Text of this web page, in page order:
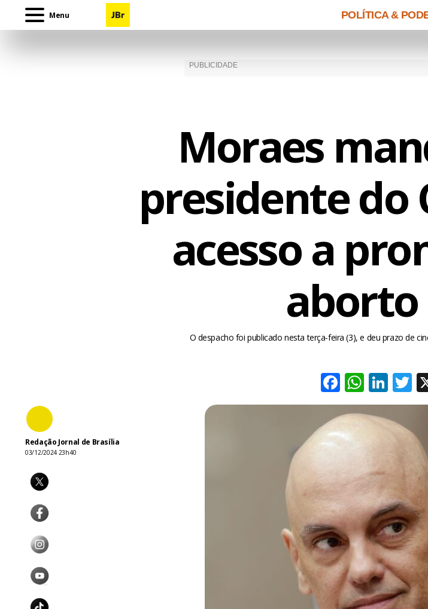
Menu POLÍTICA &
Moraes
presidente do
acesso a
aborto
O despacho foi publicado nesta terça-feira (3), e deu prazo de
Facebook
Redação Jornal de Brasília
03/12/2024 23h40